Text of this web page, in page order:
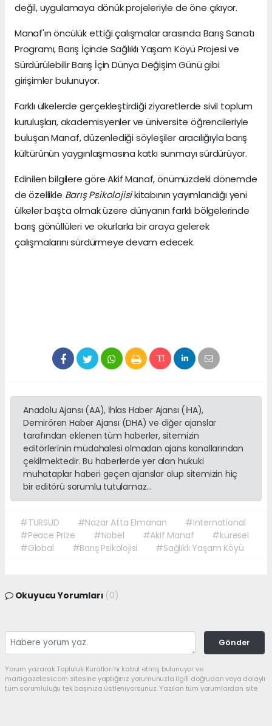
değil, uygulamaya dönük projeleriyle de öne çıkıyor.
Manaf'ın öncülük ettiği çalışmalar arasında Barış Sanatı
Programı, Barış İçinde Sağlıklı Yaşam Köyü Projesi ve
Sürdürülebilir Barış İçin Dünya Değişim Günü gibi
girişimler bulunuyor.
Farklı ülkelerde gerçekleştirdiği ziyaretlerde sivil toplum
kuruluşları, akademisyenler ve üniversite öğrencileriyle
buluşan Manaf, düzenlediği söyleşiler aracılığıyla barış
kültürünün yaygınlaşmasına katkı sunmayı sürdürüyor.
Edinilen bilgilere göre Akif Manaf, önümüzdeki dönemde
de özellikle Barış Psikolojisikitabının yayımlandığı yeni
ülkeler başta olmak üzere dünyanın farklı bölgelerinde
barış gönüllüleri ve okurlarla bir araya gelerek
çalışmalarını sürdürmeye devam edecek.
Anadolu Ajansı (AA), İhlas Haber Ajansı (İHA),
Demirören Haber Ajansı (DHA) ve diğer ajanslar
tarafından eklenen tüm haberler, sitemizin
editörlerinin müdahalesi olmadan ajans kanallarından
çekilmektedir. Bu haberlerde yer alan hukuki
muhataplar haberi geçen ajanslar olup sitemizin hiç
bir editörü sorumlu tutulamaz...
#TURSUD #Nazar Atta Elmanan
#International
#Peace Prize
#Nobel #Akif Manaf
#küresel
#Global
#Barış Psikolojisi #Sağlıklı Yaşam Köyü
Okuyucu Yorumları (0)
Gönder
Yorum yazarak Topluluk Kuralları’nı kabul etmiş bulunuyor ve
martigazetesi.com sitesine yaptığınız yorumunuzla ilgili doğrudan veya dolaylı
tüm sorumluluğu tek başınıza üstleniyorsunuz. Yazılan tüm yorumlardan site